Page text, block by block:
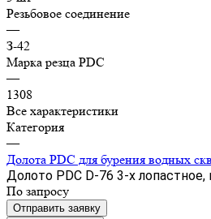
Резьбовое соединение
—
З-42
Марка резца PDC
—
1308
Все характеристики
Категория
—
Долота PDC для бурения водных
Долото PDC D-76 3-х лопастное,
По запросу
Отправить заявку